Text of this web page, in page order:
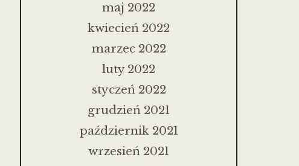
maj 2022
kwiecień 2022
marzec 2022
luty 2022
styczeń 2022
grudzień 2021
październik 2021
wrzesień 2021